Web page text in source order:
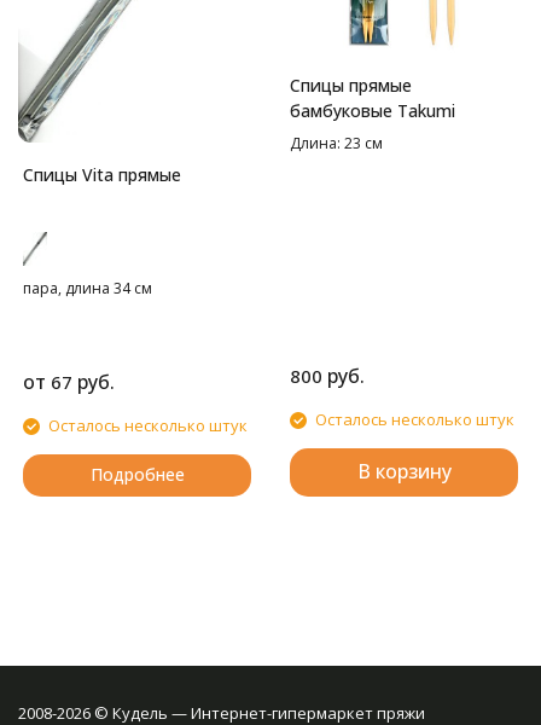
Спицы Vita прямые
пара, длина 34 см
от 67 руб.
Осталось несколько штук
Подробнее
Спицы прямые
бамбуковые Takumi
Длина: 23 см
800 руб.
Осталось несколько штук
В корзину
2008-2026 © Кудель — Интернет-гипермаркет пряжи